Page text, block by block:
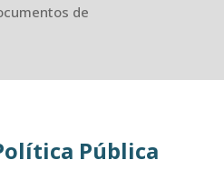
de
Pública